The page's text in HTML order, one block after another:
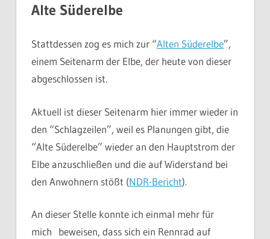
Alte Süderelbe
Stattdessen zog es mich zur “Alten Süderelbe”,
einem Seitenarm der Elbe, der heute von dieser
abgeschlossen ist.
Aktuell ist dieser Seitenarm hier immer wieder in
den “Schlagzeilen”, weil es Planungen gibt, die
“Alte Süderelbe” wieder an den Hauptstrom der
Elbe anzuschließen und die auf Widerstand bei
den Anwohnern stößt (NDR-Bericht).
An dieser Stelle konnte ich einmal mehr für
mich beweisen, dass sich ein Rennrad auf